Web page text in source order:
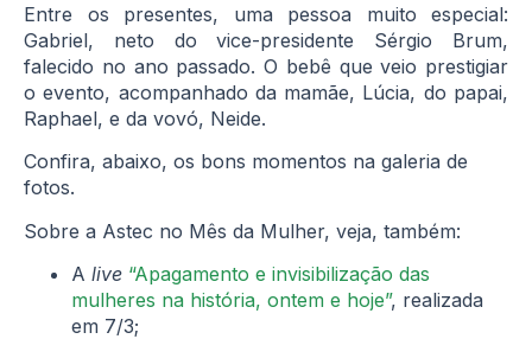
Entre os presentes, uma pessoa muito especial:
Gabriel, neto do vice-presidente Sérgio Brum,
falecido no ano passado. O bebê que veio prestigiar
o evento, acompanhado da mamãe, Lúcia, do papai,
Raphael, e da vovó, Neide.
Confira, abaixo, os bons momentos na galeria de
fotos.
Sobre a Astec no Mês da Mulher, veja, também:
A live “Apagamento e invisibilização das
mulheres na história, ontem e hoje”, realizada
em 7/3;